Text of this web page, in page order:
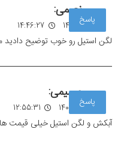
نعیمی:
14 آذر 1403 14:46:27 پاسخ
لگن استیل رو خوب توضیح دادید
صمیمی:
30 دی 1403 12:55:31 پاسخ
آبکش و لگن استیل خیلی قیمت